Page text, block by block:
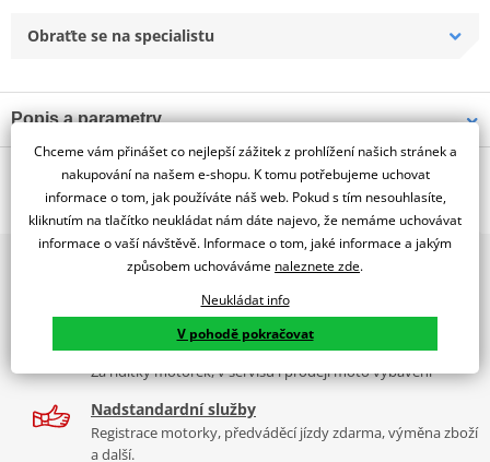
Obraťte se na specialistu
Popis a parametry
Jsme autorizovaný
dealer značky PUIG
WINDSHIELD CLEAR. T.S. SCOOPY SH125/150 02-06'
Tabulka velikostí
Co když mi to nebude
PDF Mounting tips
O výrobci
PUIG byl založen v roce 1964 ve Španělsku. Vyrábí se ve městě
Granollers poblíž Barcelony na ploše 8 000 m² v objektu, který se
dělí na 3 části: komerční, odlitkovou a kovových součástek. Již 40
let se účastní nejslavnějších závodů motocyklů po celém světě. V
naší nabídce naleznete doplňky a příslušenství například: plexi,
padací protektory a mnoho dalšího.
Zobrazit všechny produktyznačky PUIG
2x multibrand showroom
díly, to vše v Praze a Liberci
Více než 30 let zkušeností
Za řídítky motorek, v servisu i prodeji moto vybavení
Nadstandardní služby
Registrace motorky, předváděcí jízdy zdarma, výměna zboží
a další.
Chceme vám přinášet co nejlepší zážitek z prohlížení našich stránek a
nakupování na našem e-shopu. K tomu potřebujeme uchovat
informace o tom, jak používáte náš web. Pokud s tím nesouhlasíte,
kliknutím na tlačítko neukládat nám dáte najevo, že nemáme uchovávat
informace o vaší návštěvě. Informace o tom, jaké informace a jakým
způsobem uchováváme naleznete zde.
Neukládat info
V pohodě pokračovat